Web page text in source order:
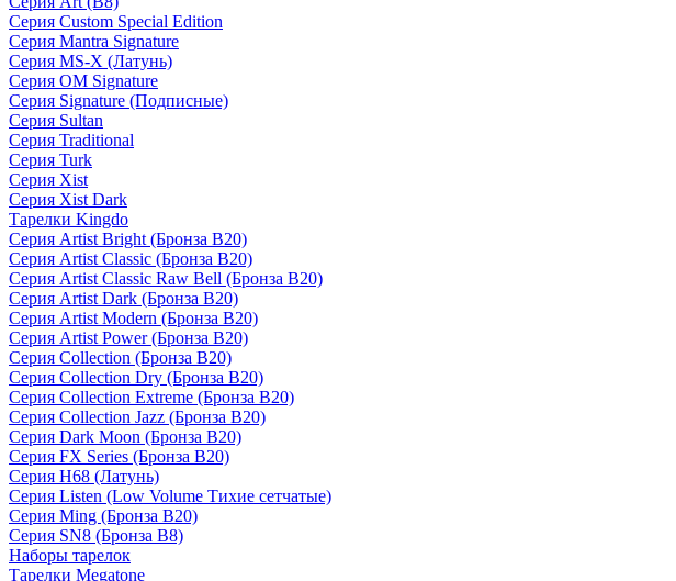
Серия Custom Special Edition
Серия Mantra Signature
Серия MS-X (Латунь)
Серия OM Signature
Серия Signature (Подписные)
Серия Sultan
Серия Traditional
Серия Turk
Серия Xist
Серия Xist Dark
Тарелки Kingdo
Серия Artist Bright (Бронза B20)
Серия Artist Classic (Бронза B20)
Серия Artist Classic Raw Bell (Бронза B20)
Серия Artist Dark (Бронза B20)
Серия Artist Modern (Бронза B20)
Серия Artist Power (Бронза B20)
Серия Collection (Бронза B20)
Серия Collection Dry (Бронза B20)
Серия Collection Extreme (Бронза B20)
Серия Collection Jazz (Бронза B20)
Серия Dark Moon (Бронза B20)
Серия FX Series (Бронза B20)
Серия H68 (Латунь)
Серия Listen (Low Volume Тихие сетчатые)
Серия Ming (Бронза B20)
Серия SN8 (Бронза B8)
Наборы тарелок
Тарелки Megatone